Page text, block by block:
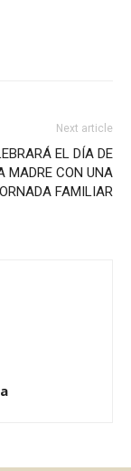
Next article
EL DÍA DE
MADRE CON UNA
FAMILIAR